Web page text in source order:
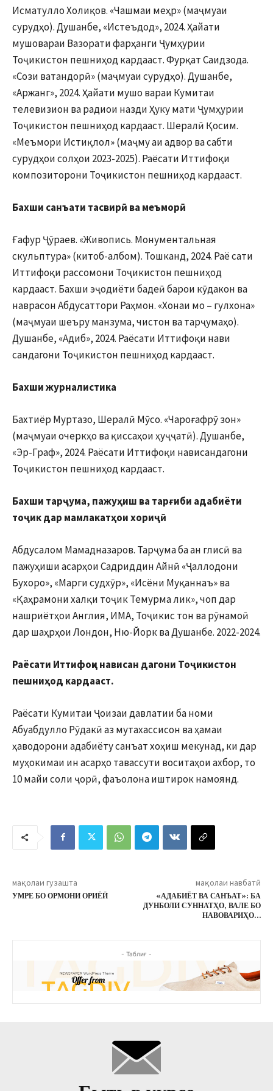
Исматулло Холиқов. «Чашмаи меҳр» (маҷмуаи
сурудҳо). Душанбе, «Истеъдод», 2024. Ҳайати
мушовараи Вазорати фарҳанги Ҷумҳурии
Тоҷикистон пешниҳод кардааст. Фурқат Саидзода.
«Сози ватандорӣ» (маҷмуаи сурудҳо). Душанбе,
«Аржанг», 2024. Ҳайати мушо вараи Кумитаи
телевизион ва радиои назди Ҳуку мати Ҷумҳурии
Тоҷикистон пешниҳод кардааст. Шералӣ Қосим.
«Меъмори Истиқлол» (маҷму аи адвор ва сабти
сурудҳои солҳои 2023-2025). Раёсати Иттифоқи
композиторони Тоҷикистон пешниҳод кардааст.
Бахши санъати тасвирӣ ва меъморӣ
Ғафур Ҷӯраев. «Живопись. Монументальная
скульптура» (китоб-албом). Тошканд, 2024. Раё сати
Иттифоқи рассомони Тоҷикистон пешниҳод
кардааст. Бахши эҷодиёти бадеӣ барои кӯдакон ва
наврасон Абдусаттори Раҳмон. «Хонаи мо – гулхона»
(маҷмуаи шеъру манзума, чистон ва тарҷумаҳо).
Душанбе, «Адиб», 2024. Раёсати Иттифоқи нави
сандагони Тоҷикистон пешниҳод кардааст.
Бахши журналистика
Бахтиёр Муртазо, Шералӣ Мӯсо. «Чароғафрӯ зон»
(маҷмуаи очеркҳо ва қиссаҳои ҳуҷҷатӣ). Душанбе,
«Эр-Граф», 2024. Раёсати Иттифоқи нависандагони
Тоҷикистон пешниҳод кардааст.
Бахши тарҷума, пажуҳиш ва тарғиби адабиёти
тоҷик дар мамлакатҳои хориҷӣ
Абдусалом Мамадназаров. Тарҷума ба ан глисӣ ва
пажуҳиши асарҳои Садриддин Айнӣ «Ҷаллодони
Бухоро», «Марги судхӯр», «Исёни Муқаннаъ» ва
«Қаҳрамони халқи тоҷик Темурма лик», чоп дар
нашриётҳои Англия, ИМА, Тоҷикис тон ва рӯнамоӣ
дар шаҳрҳои Лондон, Ню-Йорк ва Душанбе. 2022-2024.
Раёсати Иттифоқи нависан дагони Тоҷикистон
пешниҳод кардааст.
Раёсати Кумитаи Ҷоизаи давлатии ба номи
Абуабдулло Рӯдакӣ аз мутахассисон ва ҳамаи
ҳаводорони адабиёту санъат хоҳиш мекунад, ки дар
муҳокимаи ин асарҳо тавассути воситаҳои ахбор, то
10 майи соли ҷорӣ, фаъолона иштирок намоянд.
мақолаи гузашта
УМРЕ БО ОРМОНИ ОРИЁӢ
мақолаи навбатӣ
«АДАБИЁТ ВА САНЪАТ»: БА
ДУНБОЛИ СУННАТҲО, ВАЛЕ БО
НАВОВАРИҲО…
- Таблиғ -